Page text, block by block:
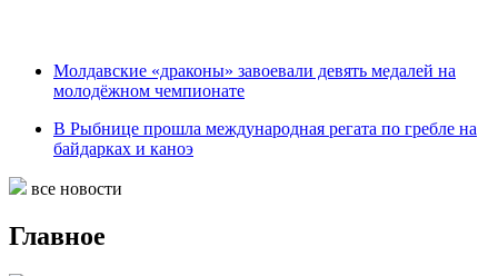
Молдавские «драконы» завоевали девять медалей на
молодёжном чемпионате
В Рыбнице прошла международная регата по гребле на
байдарках и каноэ
все новости
Главное